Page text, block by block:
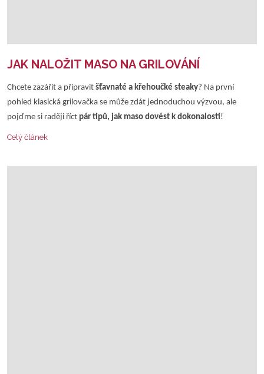
JAK NALOŽIT MASO NA GRILOVÁNÍ
Chcete zazářit a připravit šťavnaté a křehoučké steaky? Na první
pohled klasická grilovačka se může zdát jednoduchou výzvou, ale
pojďme si raději říct pár tipů, jak maso dovést k dokonalosti!
Celý článek